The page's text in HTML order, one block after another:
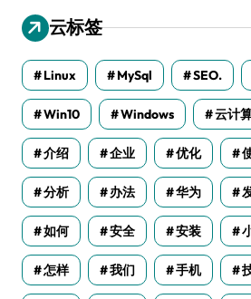
云标签
Linux MySql SEO.
Win10 Windows 云计
介绍 企业 优化
分析 办法 华为
如何 安全 安装
怎样 我们 手机